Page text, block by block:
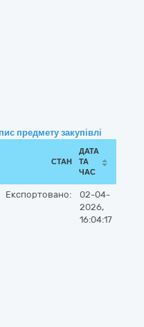
предмету закупівлі
СТАН
ДАТА
ТА
ЧАС
Експортовано:
02-04-
2026,
16:04:17